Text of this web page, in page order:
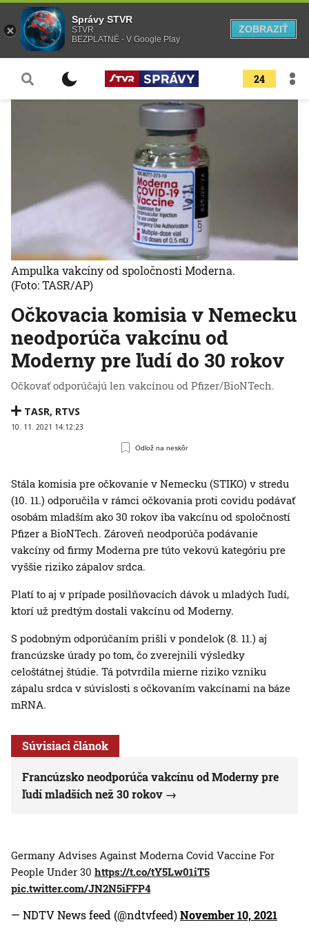
24
Očkovacia komisia v Nemecku
neodporúča vakcínu od
Moderny pre ľudí do 30 rokov
Očkovať odporúčajú len vakcínou od Pfizer/BioNTech.
TASR, RTVS
10. 11. 2021 14:12:23
Odlož na neskôr
Ampulka vakcíny od spoločnosti Moderna.
(Foto: TASR/AP)
Stála komisia pre očkovanie v Nemecku (STIKO) v stredu
(10. 11.) odporučila v rámci očkovania proti covidu podávať
osobám mladším ako 30 rokov iba vakcínu od spoločností
Pfizer a BioNTech. Zároveň neodporúča podávanie
vakcíny od firmy Moderna pre túto vekovú kategóriu pre
vyššie riziko zápalov srdca.
Platí to aj v prípade posilňovacích dávok u mladých ľudí,
ktorí už predtým dostali vakcínu od Moderny.
S podobným odporúčaním prišli v pondelok (8. 11.) aj
francúzske úrady po tom, čo zverejnili výsledky
celoštátnej štúdie. Tá potvrdila mierne riziko vzniku
zápalu srdca v súvislosti s očkovaním vakcínami na báze
mRNA.
Súvisiaci článok
Francúzsko neodporúča vakcínu od Moderny pre
ľudí mladších než 30 rokov
Germany Advises Against Moderna Covid Vaccine For
People Under 30 https://t.co/tY5Lw01iT5
pic.twitter.com/JN2N5iFFP4
— NDTV News feed (@ndtvfeed)November 10, 2021
Správy STVR
STVR
BEZPLATNÉ - V Google Play
ZOBRAZIŤ